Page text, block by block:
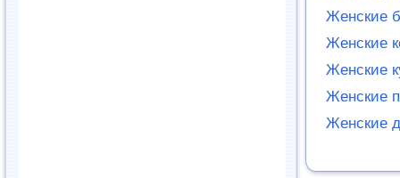
Женские
Женские
Женские
Женские
Женские